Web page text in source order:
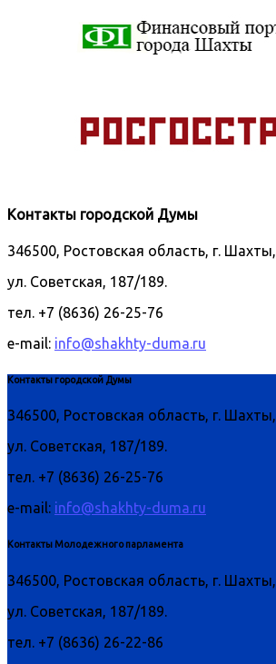
Контакты городской Думы
346500, Ростовская область, г. Шахты,
ул. Советская, 187/189.
тел. +7 (8636) 26-25-76
e-mail: info@shakhty-duma.ru
Контакты городской Думы
346500, Ростовская область, г. Шахты,
ул. Советская, 187/189.
тел. +7 (8636) 26-25-76
e-mail: info@shakhty-duma.ru
Контакты Молодежного парламента
346500, Ростовская область, г. Шахты,
ул. Советская, 187/189.
тел. +7 (8636) 26-22-86